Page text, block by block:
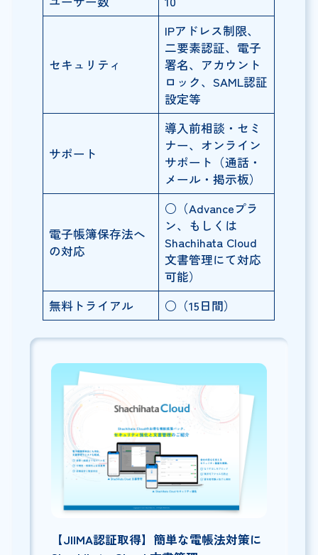
セキュリティ
IPアドレス制限、
二要素認証、電子
署名、アカウント
ロック、SAML認証
設定等
サポート
導入前相談・セミ
ナー、オンライン
サポート（通話・
メール・掲示板）
電子帳簿保存法へ
の対応
○（Advanceプラ
ン、もしくは
Shachihata Cloud
文書管理にて対応
可能）
無料トライアル
○（15日間）
【JIIMA認証取得】簡単な電帳法対策に